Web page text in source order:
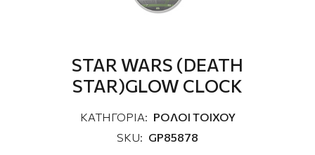
STAR WARS (DEATH
STAR)GLOW CLOCK
ΚΑΤΗΓΟΡΙΑ: ΡΟΛΟΙ ΤΟΙΧΟΥ
SKU: GP85878